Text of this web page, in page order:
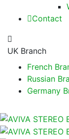
Contact
UK Branch
French
Russian
Germany